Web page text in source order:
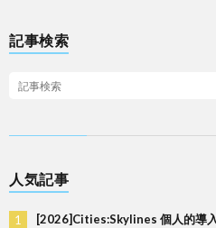
記事検索
人気記事
[2026]Cities:Skylines 個人的導